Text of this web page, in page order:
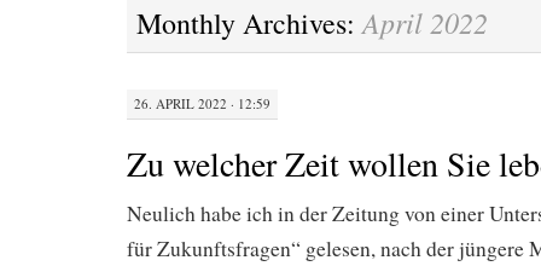
Monthly Archives:April 2022
26. APRIL 2022 · 12:59
Zu welcher Zeit wollen Sie
Neulich habe ich in der Zeitung von einer
für Zukunftsfragen“ gelesen, nach der jüngere